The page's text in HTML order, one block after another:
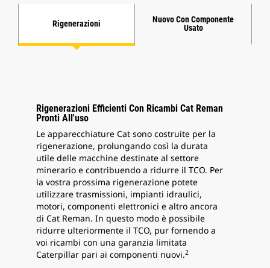
Rigenerazioni
Nuovo Con Componente
Usato
Rigenerazioni Efficienti Con Ricambi Cat Reman
Pronti All'uso
Le apparecchiature Cat sono costruite per la
rigenerazione, prolungando così la durata
utile delle macchine destinate al settore
minerario e contribuendo a ridurre il TCO. Per
la vostra prossima rigenerazione potete
utilizzare trasmissioni, impianti idraulici,
motori, componenti elettronici e altro ancora
di Cat Reman. In questo modo è possibile
ridurre ulteriormente il TCO, pur fornendo a
voi ricambi con una garanzia limitata
Caterpillar pari ai componenti nuovi.2